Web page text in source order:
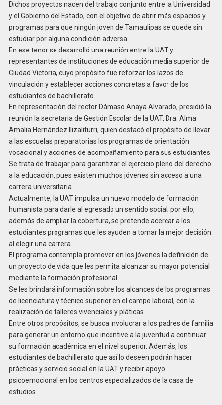
Dichos proyectos nacen del trabajo conjunto entre la Universidad
y el Gobierno del Estado, con el objetivo de abrir más espacios y
programas para que ningún joven de Tamaulipas se quede sin
estudiar por alguna condición adversa.
En ese tenor se desarrolló una reunión entre la UAT y
representantes de instituciones de educación media superior de
Ciudad Victoria, cuyo propósito fue reforzar los lazos de
vinculación y establecer acciones concretas a favor de los
estudiantes de bachillerato.
En representación del rector Dámaso Anaya Alvarado, presidió la
reunión la secretaria de Gestión Escolar de la UAT, Dra. Alma
Amalia Hernández Ilizaliturri, quien destacó el propósito de llevar
a las escuelas preparatorias los programas de orientación
vocacional y acciones de acompañamiento para sus estudiantes.
Se trata de trabajar para garantizar el ejercicio pleno del derecho
a la educación, pues existen muchos jóvenes sin acceso a una
carrera universitaria.
Actualmente, la UAT impulsa un nuevo modelo de formación
humanista para darle al egresado un sentido social; por ello,
además de ampliar la cobertura, se pretende acercar a los
estudiantes programas que les ayuden a tomar la mejor decisión
al elegir una carrera.
El programa contempla promover en los jóvenes la definición de
un proyecto de vida que les permita alcanzar su mayor potencial
mediante la formación profesional.
Se les brindará información sobre los alcances de los programas
de licenciatura y técnico superior en el campo laboral, con la
realización de talleres vivenciales y pláticas.
Entre otros propósitos, se busca involucrar a los padres de familia
para generar un entorno que incentive a la juventud a continuar
su formación académica en el nivel superior. Además, los
estudiantes de bachillerato que así lo deseen podrán hacer
prácticas y servicio social en la UAT y recibir apoyo
psicoemocional en los centros especializados de la casa de
estudios.